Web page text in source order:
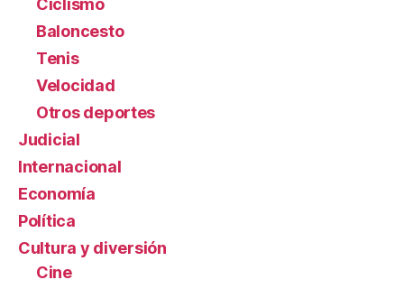
Ciclismo
Baloncesto
Tenis
Velocidad
Otros deportes
Judicial
Internacional
Economía
Política
Cultura y diversión
Cine